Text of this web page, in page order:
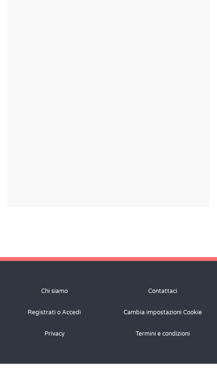
Chi siamo Contattaci
Registrati o Accedi Cambia impostazioni Cookie
Privacy Termini e condizioni